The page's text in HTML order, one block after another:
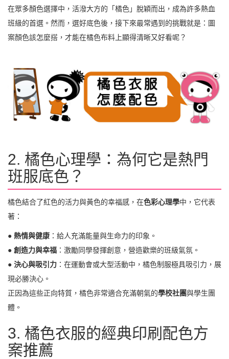
在眾多顏色選擇中，活潑大方的「橘色」脫穎而出，成為許多熱血
班級的首選。然而，選好底色後，接下來最常遇到的挑戰就是：圖
案顏色該怎麼搭，才能在橘色布料上顯得清晰又好看呢？
2. 橘色心理學：為何它是熱門
班服底色？
橘色結合了紅色的活力與黃色的幸福感，在色彩心理學中，它代表
著：
● 熱情與健康 ：給人充滿能量與生命力的印象。
● 創造力與幸福 ：激勵同學發揮創意，營造歡樂的班級氣氛。
● 決心與吸引力 ：在運動會或大型活動中，橘色制服極具吸引力，展
現必勝決心。
正因為這些正向特質，橘色非常適合充滿朝氣的學校社團與學生團
體。
3. 橘色衣服的經典印刷配色方
案推薦